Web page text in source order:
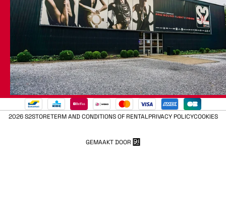
2026 S2STORETERM AND CONDITIONS OF RENTALPRIVACY POLICYCOOKIES
GEMAAKT DOOR